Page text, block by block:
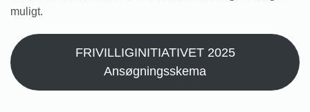
muligt.
FRIVILLIGINITIATIVET 2025
Ansøgningsskema